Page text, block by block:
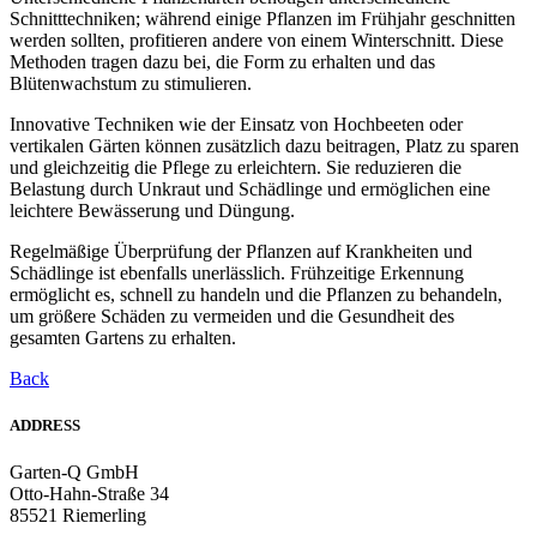
Schnitttechniken; während einige Pflanzen im Frühjahr geschnitten
werden sollten, profitieren andere von einem Winterschnitt. Diese
Methoden tragen dazu bei, die Form zu erhalten und das
Blütenwachstum zu stimulieren.
Innovative Techniken wie der Einsatz von Hochbeeten oder
vertikalen Gärten können zusätzlich dazu beitragen, Platz zu sparen
und gleichzeitig die Pflege zu erleichtern. Sie reduzieren die
Belastung durch Unkraut und Schädlinge und ermöglichen eine
leichtere Bewässerung und Düngung.
Regelmäßige Überprüfung der Pflanzen auf Krankheiten und
Schädlinge ist ebenfalls unerlässlich. Frühzeitige Erkennung
ermöglicht es, schnell zu handeln und die Pflanzen zu behandeln,
um größere Schäden zu vermeiden und die Gesundheit des
gesamten Gartens zu erhalten.
Back
ADDRESS
Garten-Q GmbH
Otto-Hahn-Straße 34
85521 Riemerling